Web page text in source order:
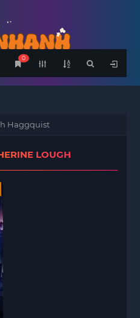
0
Haggquist
LOUGH